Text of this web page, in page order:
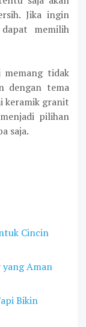
Jika ingin
memilih
tidak
dengan tema
keramik granit
pilihan
saja.
Cincin
Aman
Bikin